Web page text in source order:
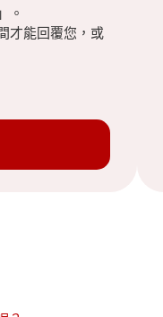
。
才能回覆您，或